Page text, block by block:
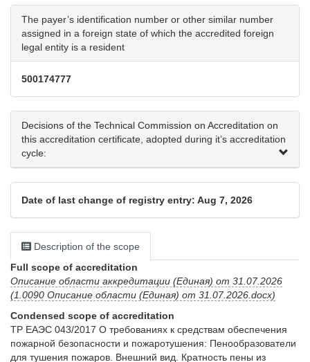
The payer’s identification number or other similar number
assigned in a foreign state of which the accredited foreign
legal entity is a resident
500174777
Decisions of the Technical Commission on Accreditation on
this accreditation certificate, adopted during it’s accreditation
cycle:
Date of last change of registry entry: Aug 7, 2026
Description of the scope
Full scope of accreditation
Описание области аккредитации (Единая) от 31.07.2026
(1.0090 Описание области (Единая) от 31.07.2026.docx)
Condensed scope of accreditation
ТР ЕАЭС 043/2017 О требованиях к средствам обеспечения
пожарной безопасности и пожаротушения: Пенообразователи
для тушения пожаров. Внешний вид. Кратность пены из